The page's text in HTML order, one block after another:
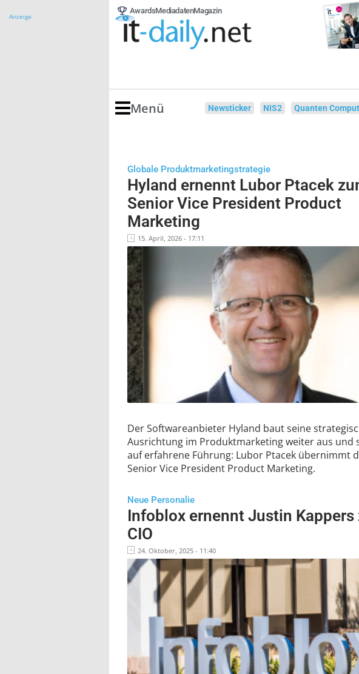
Anzeige
AwardsMediadatenMagazin
Menü Newsticker NIS2 Quanten
Globale Produktmarketingstrategie
Hyland ernennt Lubor Ptacek
Senior Vice President Product
Marketing
15. April, 2026 - 17:11
Der Softwareanbieter Hyland baut seine
Ausrichtung im Produktmarketing weiter aus und
auf erfahrene Führung: Lubor Ptacek übernimmt
Senior Vice President Product Marketing.
Neue Personalie
Infoblox ernennt Justin Kappers
CIO
24. Oktober, 2025 - 11:40